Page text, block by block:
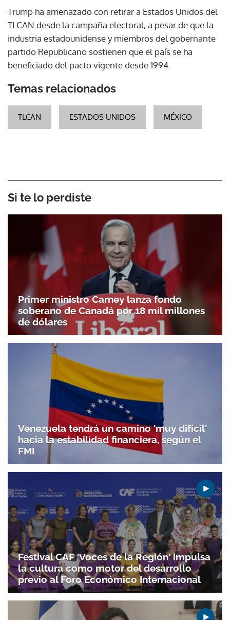
Trump ha amenazado con retirar a Estados Unidos del
TLCAN desde la campaña electoral, a pesar de que la
industria estadounidense y miembros del gobernante
partido Republicano sostienen que el país se ha
beneficiado del pacto vigente desde 1994.
Temas relacionados
TLCAN ESTADOS UNIDOS MÉXICO
Si te lo perdiste
Primer ministro Carney lanza fondo
soberano de Canadá por 18 mil millones
de dólares
Venezuela tendrá un camino 'muy difícil'
hacia la estabilidad financiera, según el
FMI
Festival CAF 'Voces de la Región' impulsa
la cultura como motor del desarrollo
previo al Foro Económico Internacional